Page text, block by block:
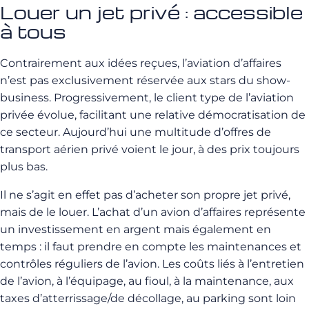
Louer un jet privé : accessible
à tous
Contrairement aux idées reçues, l’aviation d’affaires
n’est pas exclusivement réservée aux stars du show-
business. Progressivement, le client type de l’aviation
privée évolue, facilitant une relative démocratisation de
ce secteur. Aujourd’hui une multitude d’offres de
transport aérien privé voient le jour, à des prix toujours
plus bas.
Il ne s’agit en effet pas d’acheter son propre jet privé,
mais de le louer. L’achat d’un avion d’affaires représente
un investissement en argent mais également en
temps : il faut prendre en compte les maintenances et
contrôles réguliers de l’avion. Les coûts liés à l’entretien
de l’avion, à l’équipage, au fioul, à la maintenance, aux
taxes d’atterrissage/de décollage, au parking sont loin